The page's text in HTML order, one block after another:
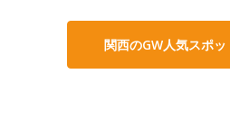
関西のGW人気スポ